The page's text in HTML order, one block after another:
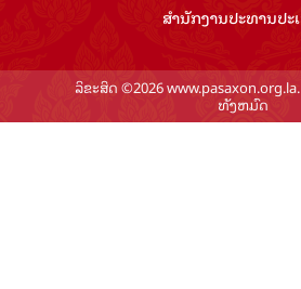
ສຳ​ນັກ​ງານ​ປະ​ທານ​ປະ​
ລິຂະສິດ ©2026
ທັງຫມົດ